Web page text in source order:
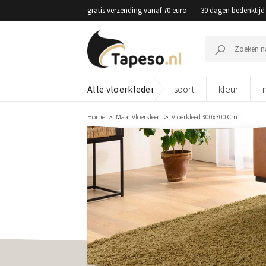
to
gratis verzending vanaf 70 euro 30 dagen bedenktijd
naar:
Alle vloerkleden soort kleur
Home Maat Vloerkleed Vloerkleed 300x300 Cm